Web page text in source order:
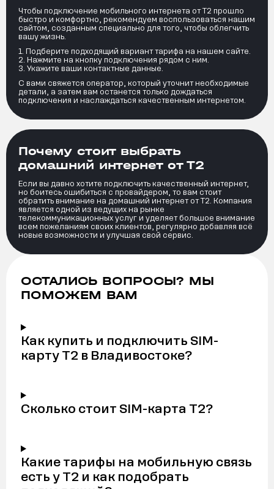
Чтобы подключение мобильного интернета от Т2 прошло
быстро и комфортно, рекомендуем воспользоваться нашим
сайтом, созданным специально для того, чтобы облегчить
вашу жизнь.
Подберите подходящий вариант тарифа на нашем сайте.
Нажмите на кнопку подключения рядом с ним.
Укажите ваши контактные данные.
С вами свяжется оператор, который уточнит необходимые
детали, а затем вам останется только дождаться
подключения и наслаждаться качественным интернетом.
Почему стоит выбрать
домашний интернет от Т2
Если вы давно хотите подключить качественный интернет,
но боитесь ошибиться с провайдером, то вам стоит
обратить внимание на домашний интернет от Т2. Компания
является одной из ведущих на рынке
телекоммуникационных услуг и уделяет большое внимание
всем пожеланиям своих клиентов, регулярно добавляя всё
новые возможности и улучшая свой сервис.
ОСТАЛИСЬ ВОПРОСЫ? МЫ
ПОМОЖЕМ ВАМ
Как купить и подключить SIM-
карту Т2 в Владивостоке?
Сколько стоит SIM-карта Т2?
Какие тарифы на мобильную связь
есть у Т2 и как подобрать